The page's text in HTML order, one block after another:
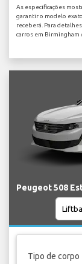
As especificações
garantir o modelo
receberá. Para
carros em Birmingham
Peugeot 508
Tipo de corpo